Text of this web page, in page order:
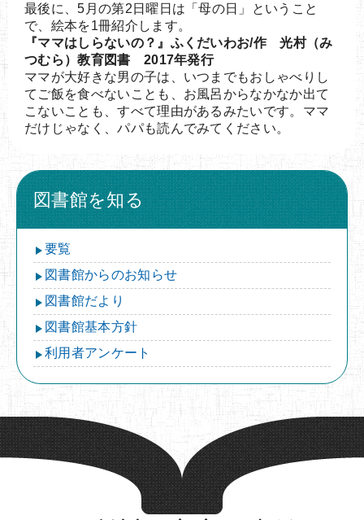
最後に、5月の第2日曜日は「母の日」ということ
で、絵本を1冊紹介します。
『ママはしらないの？』ふくだいわお/作 光村（み
つむら）教育図書 2017年発行
ママが大好きな男の子は、いつまでもおしゃべりし
てご飯を食べないことも、お風呂からなかなか出て
こないことも、すべて理由があるみたいです。ママ
だけじゃなく、パパも読んでみてください。
図書館を知る
要覧
図書館からのお知らせ
図書館だより
図書館基本方針
利用者アンケート